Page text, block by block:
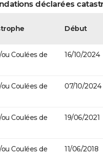
déclarées
Début
Coulées de
16/10/2024
Coulées de
07/10/2024
Coulées de
19/06/2021
Coulées de
11/06/2018